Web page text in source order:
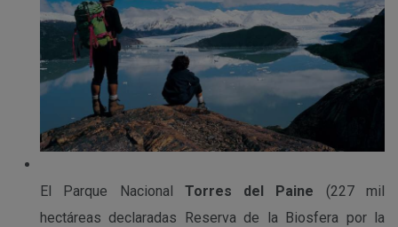
El Parque Nacional Torres del Paine (227 mil
hectáreas declaradas Reserva de la Biosfera por la